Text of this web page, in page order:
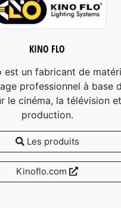
KINO FLO
est un fabricant de
professionnel à base
le cinéma, la télévision
production.
Les produits
Kinoflo.com